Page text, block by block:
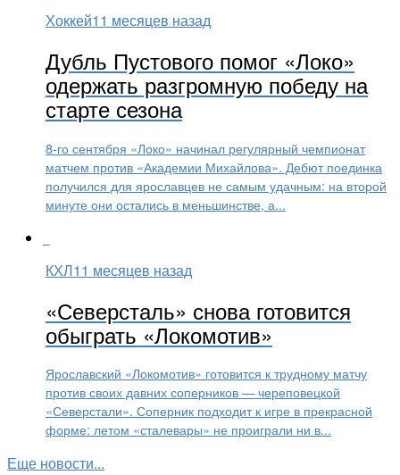
Хоккей11 месяцев назад
Дубль Пустового помог «Локо»
одержать разгромную победу на
старте сезона
8-го сентября «Локо» начинал регулярный чемпионат
матчем против «Академии Михайлова». Дебют поединка
получился для ярославцев не самым удачным: на второй
минуте они остались в меньшинстве, а...
КХЛ11 месяцев назад
«Северсталь» снова готовится
обыграть «Локомотив»
Ярославский «Локомотив» готовится к трудному матчу
против своих давних соперников — череповецкой
«Северстали». Соперник подходит к игре в прекрасной
форме: летом «сталевары» не проиграли ни в...
Еще новости...